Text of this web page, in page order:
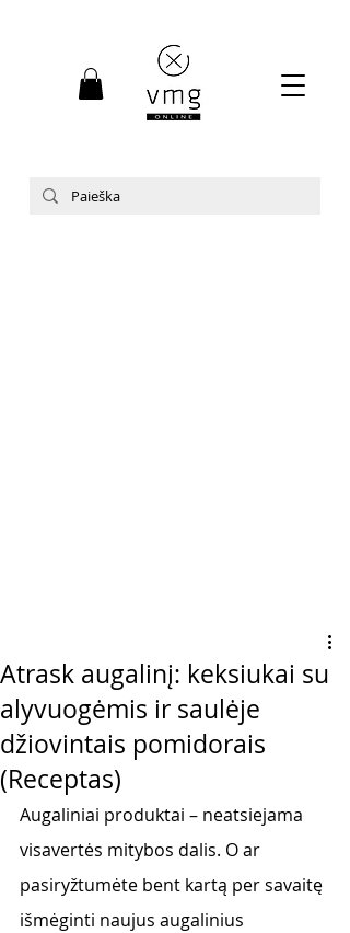
Atrask augalinį: keksiukai su
alyvuogėmis ir saulėje
džiovintais pomidorais
(Receptas)
Augaliniai produktai – neatsiejama
visavertės mitybos dalis. O ar
pasiryžtumėte bent kartą per savaitę
išmėginti naujus augalinius